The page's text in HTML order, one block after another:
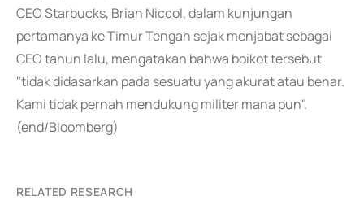
CEO Starbucks, Brian Niccol, dalam kunjungan
pertamanya ke Timur Tengah sejak menjabat sebagai
CEO tahun lalu, mengatakan bahwa boikot tersebut
"tidak didasarkan pada sesuatu yang akurat atau benar.
Kami tidak pernah mendukung militer mana pun".
(end/Bloomberg)
RELATED RESEARCH